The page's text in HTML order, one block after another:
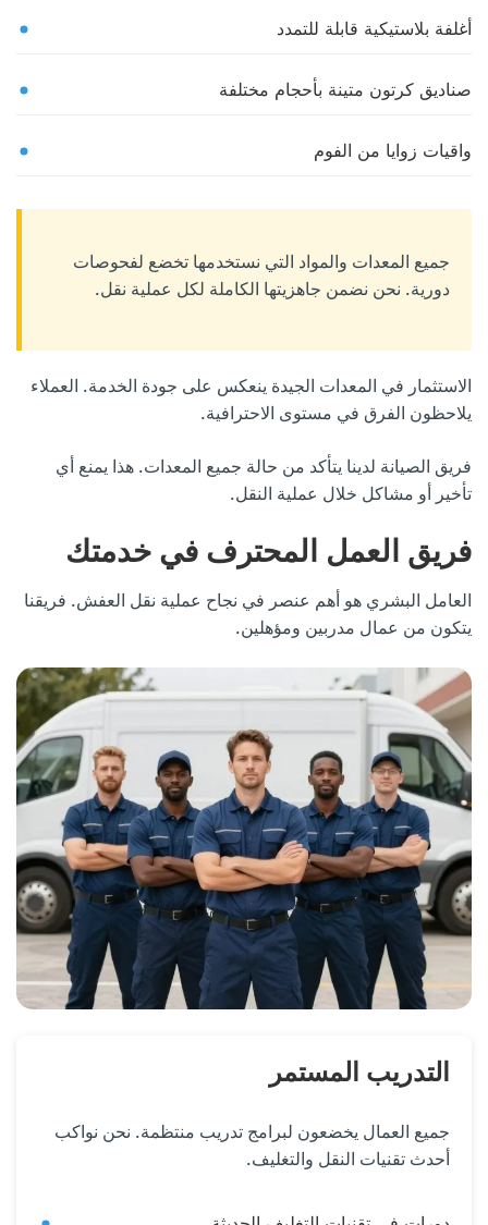
أغلفة بلاستيكية قابلة للتمدد
صناديق كرتون متينة بأحجام مختلفة
واقيات زوايا من الفوم
جميع المعدات والمواد التي نستخدمها تخضع لفحوصات
دورية. نحن نضمن جاهزيتها الكاملة لكل عملية نقل.
الاستثمار في المعدات الجيدة ينعكس على جودة الخدمة. العملاء
يلاحظون الفرق في مستوى الاحترافية.
فريق الصيانة لدينا يتأكد من حالة جميع المعدات. هذا يمنع أي
تأخير أو مشاكل خلال عملية النقل.
فريق العمل المحترف في خدمتك
العامل البشري هو أهم عنصر في نجاح عملية نقل العفش. فريقنا
يتكون من عمال مدربين ومؤهلين.
التدريب المستمر
جميع العمال يخضعون لبرامج تدريب منتظمة. نحن نواكب
أحدث تقنيات النقل والتغليف.